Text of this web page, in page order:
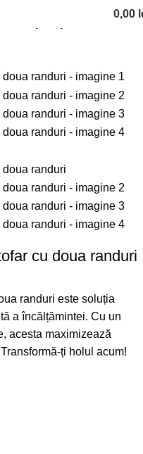
0,00
cu doua randuri
randuri este soluția
a încălțămintei. Cu un
acesta maximizează
ți holul acum!